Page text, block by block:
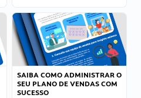
SAIBA COMO ADMINISTRAR O
SEU PLANO DE VENDAS COM
SUCESSO